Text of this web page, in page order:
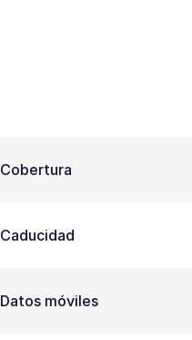
Cobertura
Caducidad
Datos móviles